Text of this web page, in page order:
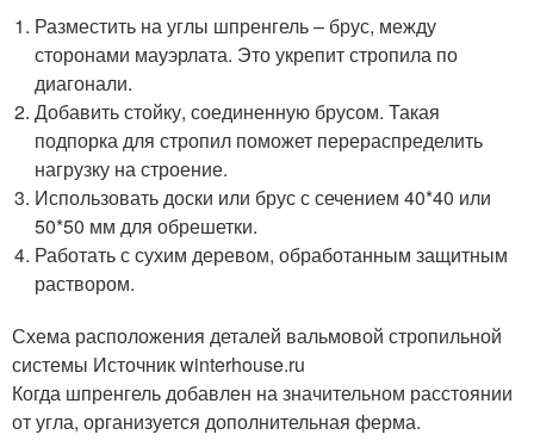
Разместить на углы шпренгель – брус, между
сторонами мауэрлата. Это укрепит стропила по
диагонали.
Добавить стойку, соединенную брусом. Такая
подпорка для стропил поможет перераспределить
нагрузку на строение.
Использовать доски или брус с сечением 40*40 или
50*50 мм для обрешетки.
Работать с сухим деревом, обработанным защитным
раствором.
Схема расположения деталей вальмовой стропильной
системы Источник winterhouse.ru
Когда шпренгель добавлен на значительном расстоянии
от угла, организуется дополнительная ферма.